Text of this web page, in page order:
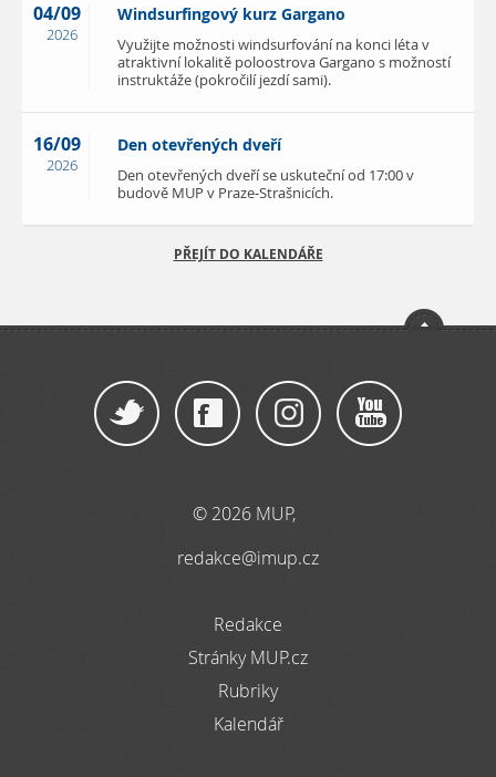
04/09
2026
Windsurfingový kurz Gargano
Využijte možnosti windsurfování na konci léta v
atraktivní lokalitě poloostrova Gargano s možností
instruktáže (pokročilí jezdí sami).
16/09
2026
Den otevřených dveří
Den otevřených dveří se uskuteční od 17:00 v
budově MUP v Praze-Strašnicích.
PŘEJÍT DO KALENDÁŘE
© 2026 MUP,
redakce@imup.cz
Redakce
Stránky MUP.cz
Rubriky
Kalendář